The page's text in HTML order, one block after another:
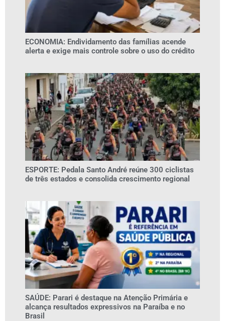
ECONOMIA: Endividamento das famílias acende
alerta e exige mais controle sobre o uso do crédito
ESPORTE: Pedala Santo André reúne 300 ciclistas
de três estados e consolida crescimento regional
SAÚDE: Parari é destaque na Atenção Primária e
alcança resultados expressivos na Paraíba e no
Brasil